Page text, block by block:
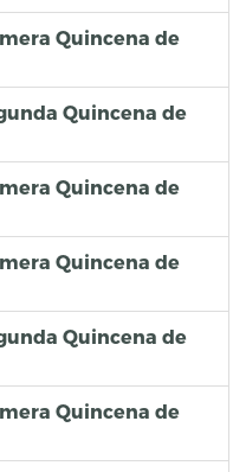
Quincena de
Quincena de
Quincena de
Quincena de
Quincena de
Quincena de